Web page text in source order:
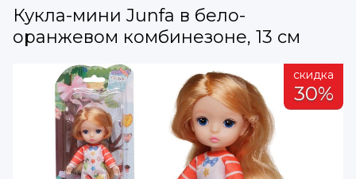
Кукла-мини Junfa в бело-
оранжевом комбинезоне, 13 см
скидка
30%